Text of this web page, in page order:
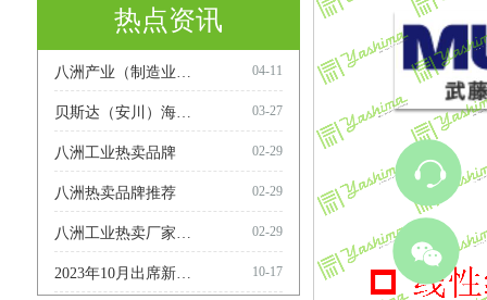
八洲产业（制造业通讯第 60 期） 04-11
贝斯达（安川）海外市场相关洽谈会 03-27
八洲工业热卖品牌 02-29
八洲热卖品牌推荐 02-29
八洲工业热卖厂家推荐 02-29
2023年10月出席新西兰ABB亚洲合作伙伴大会。 10-17
热点资讯